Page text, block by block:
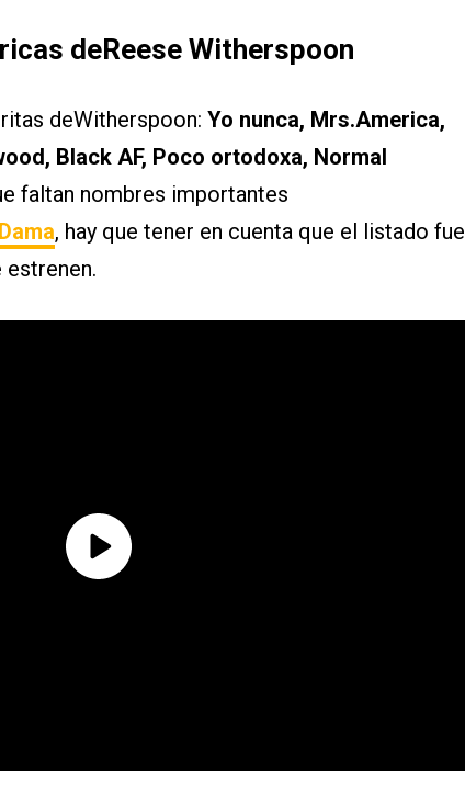
deReese Witherspoon
deWitherspoon: Yo nunca, Mrs.America,
Black AF, Poco ortodoxa, Normal
faltan nombres importantes
, hay que tener en cuenta que el listado fue